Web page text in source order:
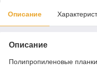
Описание
Описание
Полипропиленовые